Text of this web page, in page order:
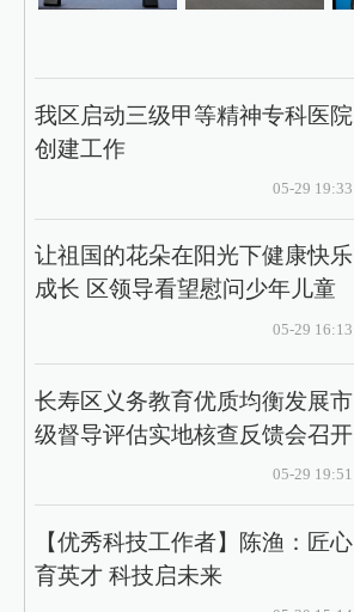
我区启动三级甲等精神专科医院
创建工作
05-29 19:33
让祖国的花朵在阳光下健康快乐
成长 区领导看望慰问少年儿童
05-29 16:13
长寿区义务教育优质均衡发展市
级督导评估实地核查反馈会召开
05-29 19:51
【优秀科技工作者】陈渔：匠心
育英才 科技启未来